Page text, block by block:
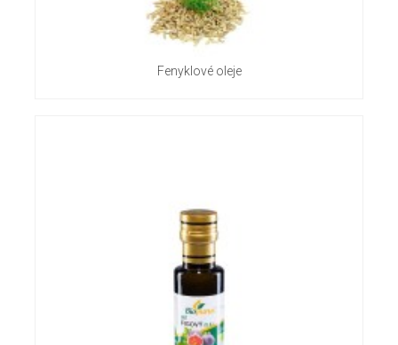
Fenyklové oleje